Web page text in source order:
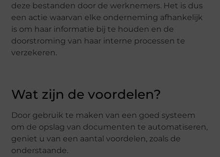
deze bestanden door de werknemers. Het is dus
een actie waarvan elke onderneming afhankelijk
is om haar informatie bij te houden en de
doorstroming van haar interne processen te
verzekeren.
Wat zijn de voordelen?
Door gebruik te maken van een goed systeem
om de opslag van documenten te automatiseren,
geniet u van een aantal voordelen, zoals de
onderstaande.